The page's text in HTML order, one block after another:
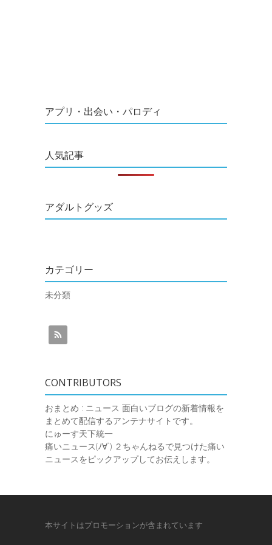
アプリ・出会い・パロディ
人気記事
アダルトグッズ
カテゴリー
未分類
CONTRIBUTORS
おまとめ : ニュース 面白いブログの新着情報を
まとめて配信するアンテナサイトです。
にゅーす天下統一
痛いニュース(ﾉ∀`) ２ちゃんねるで見つけた痛い
ニュースをピックアップしてお伝えします。
本サイトはプロモーションが含まれています